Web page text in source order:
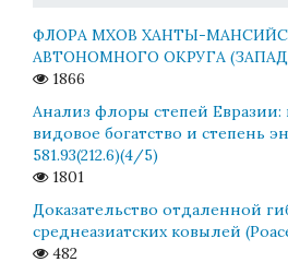
ФЛОРА МХОВ ХАНТЫ-
АВТОНОМНОГО ОКРУГА
1866
Анализ флоры степей Евразии:
видовое богатство и степень
581.93(212.6)(4/5)
1801
Доказательство отдаленной
среднеазиатских ковылей
482